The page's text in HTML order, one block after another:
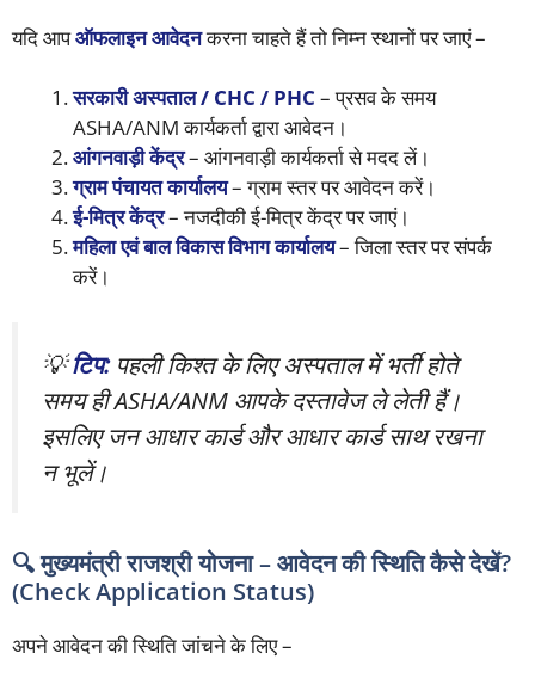
यदि आपऑफलाइन आवेदनकरना चाहते हैं तो निम्न स्थानों पर जाएं –
सरकारी अस्पताल / CHC / PHC – प्रसव के समय
ASHA/ANM कार्यकर्ता द्वारा आवेदन।
आंगनवाड़ी केंद्र– आंगनवाड़ी कार्यकर्ता से मदद लें।
ग्राम पंचायत कार्यालय– ग्राम स्तर पर आवेदन करें।
ई-मित्र केंद्र– नजदीकी ई-मित्र केंद्र पर जाएं।
महिला एवं बाल विकास विभाग कार्यालय– जिला स्तर पर संपर्क
करें।
💡टिप:पहली किश्त के लिए अस्पताल में भर्ती होते
समय ही ASHA/ANM आपके दस्तावेज ले लेती हैं।
इसलिए जन आधार कार्ड और आधार कार्ड साथ रखना
न भूलें।
🔍 मुख्यमंत्री राजश्री योजना – आवेदन की स्थिति कैसे देखें?
(Check Application Status)
अपने आवेदन की स्थिति जांचने के लिए –